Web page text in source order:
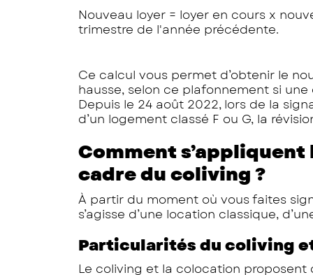
Nouveau loyer = loyer en cours x
trimestre de l'année précédente.
Ce calcul vous permet d’obtenir le
hausse, selon ce plafonnement si
Depuis le 24 août 2022, lors de la
d’un logement classé F ou G, la
Comment s’appliquent
cadre du coliving ?
À partir du moment où vous faites
s’agisse d’une location classique,
Particularités du coliving
Le coliving et la colocation